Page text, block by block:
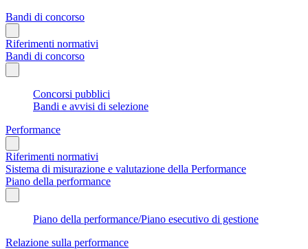
Bandi di concorso
Riferimenti normativi
Bandi di concorso
Concorsi pubblici
Bandi e avvisi di selezione
Performance
Riferimenti normativi
Sistema di misurazione e valutazione della Performance
Piano della performance
Piano della performance/Piano esecutivo di gestione
Relazione sulla performance